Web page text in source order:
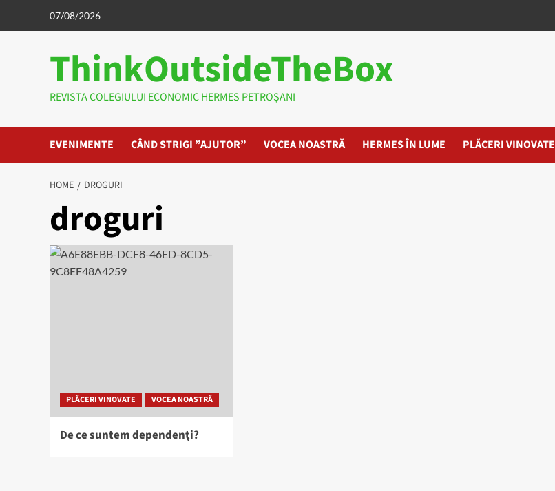
07/08/2026
ThinkOutsideTheBox
REVISTA COLEGIULUI ECONOMIC HERMES PETROȘANI
EVENIMENTE CÂND STRIGI ”AJUTOR” VOCEA NOASTRĂ HERMES ÎN LUME PLĂCERI VINOVATE
HOME DROGURI
droguri
PLĂCERI VINOVATE VOCEA NOASTRĂ
De ce suntem dependenți?